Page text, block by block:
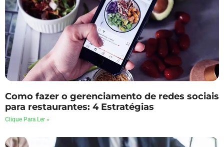
Como fazer o gerenciamento de redes sociais
para restaurantes: 4 Estratégias
Clique Para Ler »